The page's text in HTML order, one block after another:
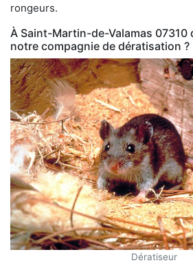
rongeurs.
À Saint-Martin-de-Valamas
notre compagnie de dératisation ?
Dératiseur